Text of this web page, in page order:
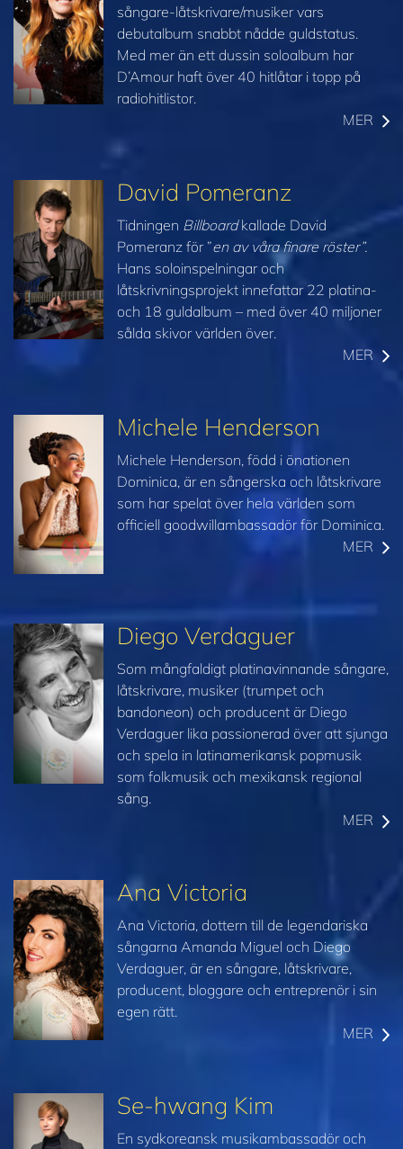
sångare-låtskrivare/musiker vars
debutalbum snabbt nådde guldstatus.
Med mer än ett dussin soloalbum har
D’Amour haft över 40 hitlåtar i topp på
radiohitlistor.
MER
David Pomeranz
Tidningen Billboardkallade David
Pomeranz för ”en av våra finare röster”.
Hans soloinspelningar och
låtskrivningsprojekt innefattar 22 platina-
och 18 guldalbum – med över 40 miljoner
sålda skivor världen över.
MER
Michele Henderson
Michele Henderson, född i önationen
Dominica, är en sångerska och låtskrivare
som har spelat över hela världen som
officiell goodwillambassadör för Dominica.
MER
Diego Verdaguer
Som mångfaldigt platinavinnande sångare,
låtskrivare, musiker (trumpet och
bandoneon) och producent är Diego
Verdaguer lika passionerad över att sjunga
och spela in latinamerikansk popmusik
som folkmusik och mexikansk regional
sång.
MER
Ana Victoria
Ana Victoria, dottern till de legendariska
sångarna Amanda Miguel och Diego
Verdaguer, är en sångare, låtskrivare,
producent, bloggare och entreprenör i sin
egen rätt.
MER
Se-hwang Kim
En sydkoreansk musikambassadör och